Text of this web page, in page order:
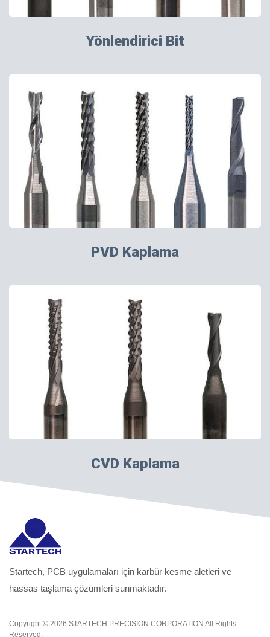
Yönlendirici Bit
PVD Kaplama
CVD Kaplama
Startech, PCB uygulamaları için karbür kesme aletleri ve
hassas taşlama çözümleri sunmaktadır.
Copyright © 2026 STARTECH PRECISION CORPORATION All Rights
Reserved.